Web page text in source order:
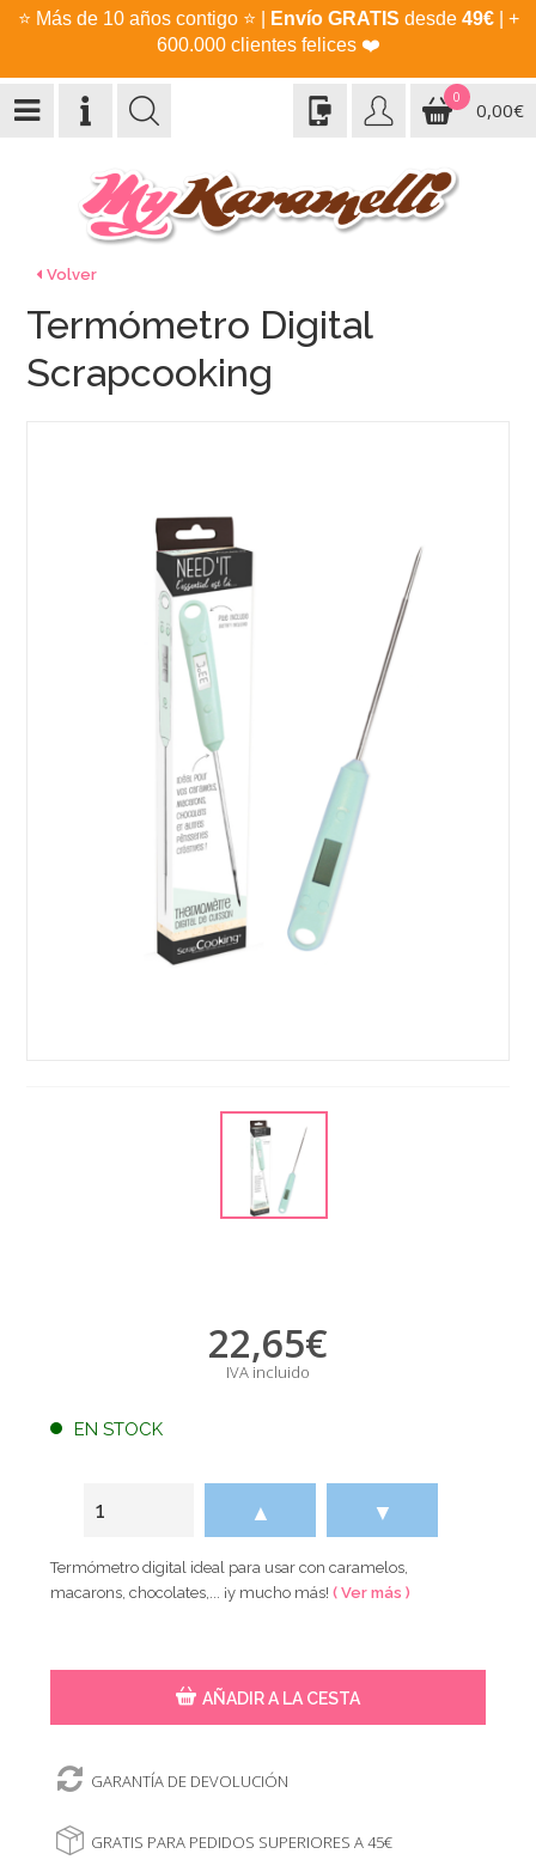
⭐ Más de 10 años contigo ⭐ Envío GRATIS desde 49€| +
600.000 clientes felices ❤️
0
0,00€
Volver
Termómetro Digital
Scrapcooking
22,65€
IVA incluido
EN STOCK
▲ ▼
Termómetro digital ideal para usar con caramelos,
macarons, chocolates,... ¡y mucho más!( Ver más )
AÑADIR A LA CESTA
GARANTÍA DE DEVOLUCIÓN
GRATIS PARA PEDIDOS SUPERIORES A 45€